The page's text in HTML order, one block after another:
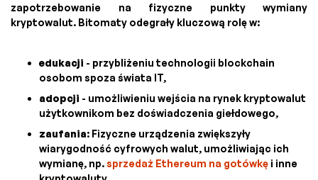
zapotrzebowanie na fizyczne punkty wymiany
kryptowalut. Bitomaty odegrały kluczową rolę w:
edukacji - przybliżeniu technologii blockchain
osobom spoza świata IT,
adopcji - umożliwieniu wejścia na rynek kryptowalut
użytkownikom bez doświadczenia giełdowego,
zaufania: Fizyczne urządzenia zwiększyły
wiarygodność cyfrowych walut, umożliwiając ich
wymianę, np.sprzedaż Ethereum na gotówkę i inne